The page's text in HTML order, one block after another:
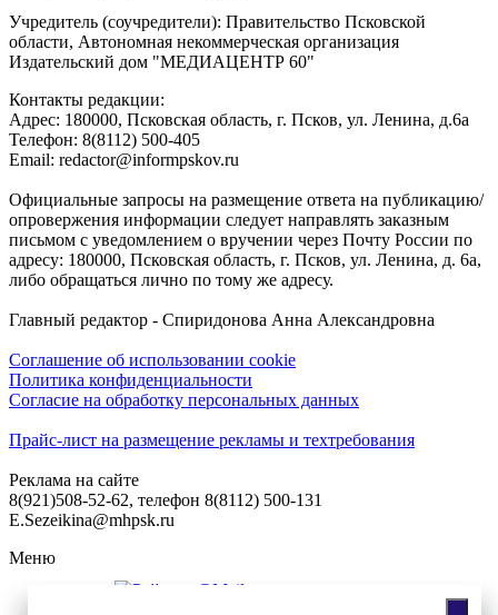
Учредитель (соучредители): Правительство Псковской
области, Автономная некоммерческая организация
Издательский дом "МЕДИАЦЕНТР 60"
Контакты редакции:
Адреc: 180000, Псковская область, г. Псков, ул. Ленина, д.6а
Телефон: 8(8112) 500-405
Email: redactor@informpskov.ru
Официальные запросы на размещение ответа на публикацию/
опровержения информации следует направлять заказным
письмом с уведомлением о вручении через Почту России по
адресу: 180000, Псковская область, г. Псков, ул. Ленина, д. 6а,
либо обращаться лично по тому же адресу.
Главный редактор - Спиридонова Анна Александровна
Соглашение об использовании cookie
Политика конфиденциальности
Согласие на обработку персональных данных
Прайс-лист на размещение рекламы и техтребования
Реклама на сайте
8(921)508-52-62, телефон 8(8112) 500-131
E.Sezeikina@mhpsk.ru
Меню